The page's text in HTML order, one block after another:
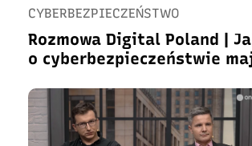
CYBERBEZPIECZEŃSTWO
Rozmowa Digital Poland |
o cyberbezpieczeństwie